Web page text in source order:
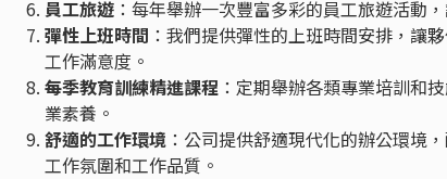
員工旅遊 ：每年舉辦一次豐富多彩的員工旅遊活動
彈性上班時間 ：我們提供彈性的上班時間安排，讓
工作滿意度。
每季教育訓練精進課程 ：定期舉辦各類專業培訓和
業素養。
舒適的工作環境 ：公司提供舒適現代化的辦公環境
工作氛圍和工作品質。